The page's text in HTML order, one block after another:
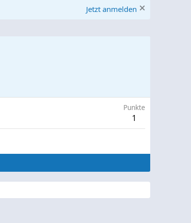
Jetzt anmelden
Punkte
1